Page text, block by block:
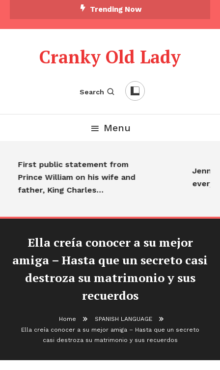
Trending Now
Cranky Old Lady
Search
Menu
First public statement from
Prince William on his wife and
father, King Charles…
Ella creía conocer a su mejor
amiga – Hasta que un secreto casi
destroza su matrimonio y sus
recuerdos
Home
SPANISH LANGUAGE
Ella creía conocer a su mejor amiga – Hasta que un secreto
casi destroza su matrimonio y sus recuerdos